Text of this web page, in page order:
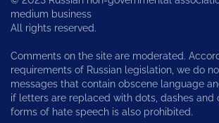
medium business
All rights reserved.
Comments on the site are moderated.
requirements of Russian legislation, we do
messages that contain obscene language
if letters are replaced with dots, dashes and
forms of hate speech is also prohibited.